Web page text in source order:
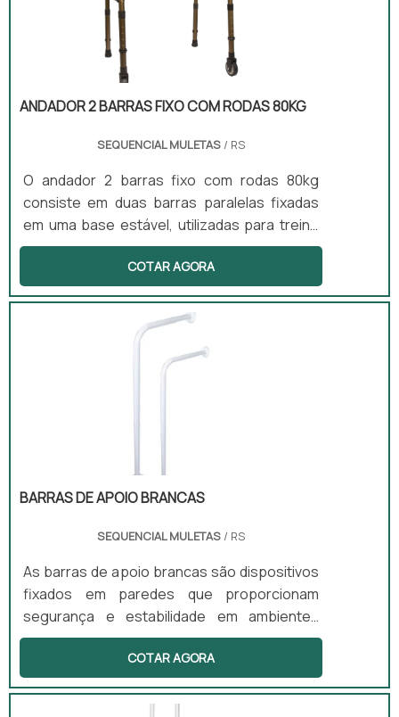
capacidade de promover a autonomia e
segurança do usuário durante a
recuperação ou no dia a dia.
ANDADOR 2 BARRAS FIXO COM RODAS 80KG
SEQUENCIAL MULETAS/ RS
O andador 2 barras fixo com rodas 80kg
consiste em duas barras paralelas fixadas
em uma base estável, utilizadas para treino
de marcha e equilíbrio. Este equipamento
promove reabilitação progressiva e
fortalecimento muscular, sendo
especialmente benéfico para pacientes
pós-cirúrgicos e aqueles que apresentam
distúrbios neuromotores. Sua aplicação é
COTAR AGORA
BARRAS DE APOIO BRANCAS
SEQUENCIAL MULETAS/ RS
As barras de apoio brancas são dispositivos
fixados em paredes que proporcionam
segurança e estabilidade em ambientes
como banheiros, corredores e escadas. Elas
são ideais para idosos, gestantes e pessoas
com deficiência física, auxiliando em
movimentos como sentar e levantar.
COTAR AGORA